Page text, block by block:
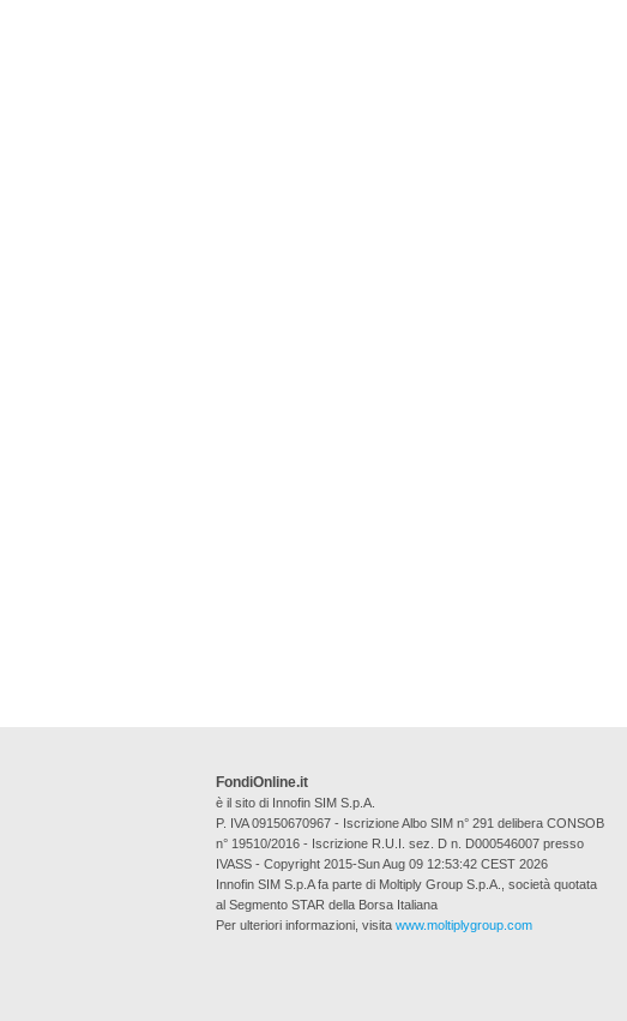
FondiOnline.it
è il sito di Innofin SIM S.p.A.
P. IVA 09150670967 - Iscrizione Albo SIM n° 291 delibera CONSOB
n° 19510/2016 - Iscrizione R.U.I. sez. D n. D000546007 presso
IVASS - Copyright 2015-Sun Aug 09 12:53:42 CEST 2026
Innofin SIM S.p.A fa parte di Moltiply Group S.p.A., società quotata
al Segmento STAR della Borsa Italiana
Per ulteriori informazioni, visita www.moltiplygroup.com